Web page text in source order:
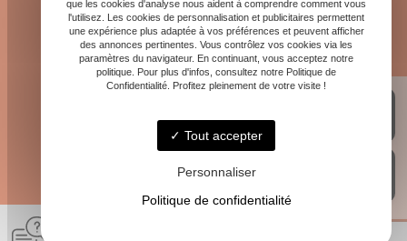
que les cookies d'analyse nous aident à comprendre comment vous
l'utilisez. Les cookies de personnalisation et publicitaires permettent
une expérience plus adaptée à vos préférences et peuvent afficher
des annonces pertinentes. Vous contrôlez vos cookies via les
paramètres du navigateur. En continuant, vous acceptez notre
politique. Pour plus d'infos, consultez notre Politique de
Confidentialité. Profitez pleinement de votre visite !
Tout accepter
Personnaliser
Politique de confidentialité